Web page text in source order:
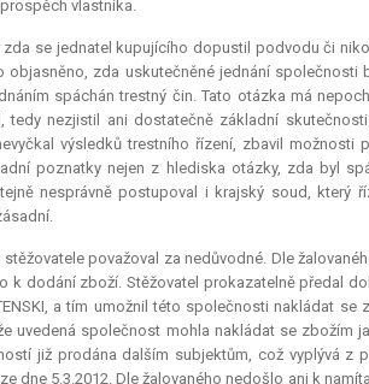
vlastníka.
se jednatel kupujícího dopustil podvodu či
objasněno, zda uskutečněné jednání společnosti
spáchán trestný čin. Tato otázka má
tedy nezjistil ani dostatečně základní
výsledků trestního řízení, zbavil možnosti
poznatky nejen z hlediska otázky, zda byl
nesprávně postupoval i krajský soud, který
považoval za nedůvodné. Dle
dodání zboží. Stěžovatel prokazatelně předal
a tím umožnil této společnosti nakládat se
uvedená společnost mohla nakládat se zbožím
již prodána dalším subjektům, což vyplývá z
dne 5.3.2012. Dle žalovaného nedošlo ani k